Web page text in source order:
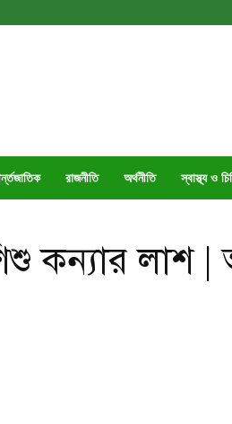
রাজনীতি অর্থনীতি স্বাস্থ্য ও
কন্যার লাশ